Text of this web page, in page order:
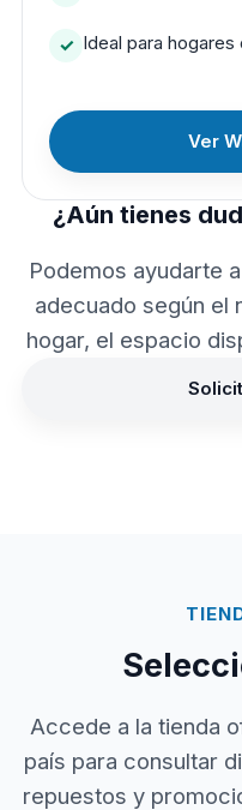
Ideal para
Ver
¿Aún tienes
Podemos ayudarte
adecuado según el
hogar, el espacio
Accede a la tienda
país para consultar
repuestos y